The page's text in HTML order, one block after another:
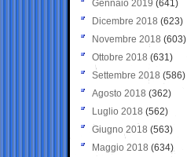
Gennaio 2019 (641)
Dicembre 2018 (623)
Novembre 2018 (603)
Ottobre 2018 (631)
Settembre 2018 (586)
Agosto 2018 (362)
Luglio 2018 (562)
Giugno 2018 (563)
Maggio 2018 (634)